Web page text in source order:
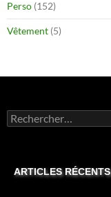
Perso (152)
Vêtement (5)
Rechercher :
ARTICLES RÉCENTS